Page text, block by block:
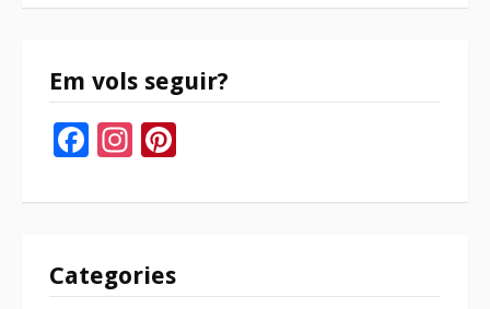
bloc
Em vols seguir?
Facebook
Instagram
Categories